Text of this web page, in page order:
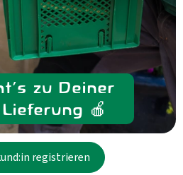
zu Deiner
🍎
registrieren